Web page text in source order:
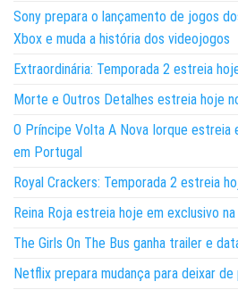
Sony prepara o lançamento de jogos
Xbox e muda a história dos videojogos
Extraordinária: Temporada 2 estreia
Morte e Outros Detalhes estreia hoje
O Príncipe Volta A Nova Iorque estreia
em Portugal
Royal Crackers: Temporada 2 estreia
Reina Roja estreia hoje em exclusivo
The Girls On The Bus ganha trailer e
Netflix prepara mudança para deixar